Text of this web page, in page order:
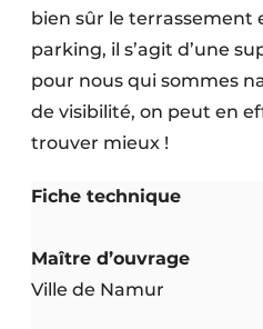
bien sûr le terrassement
parking, il s’agit d’une
pour nous qui sommes
de visibilité, on peut en
trouver mieux !
Fiche technique
Maître d’ouvrage
Ville de Namur